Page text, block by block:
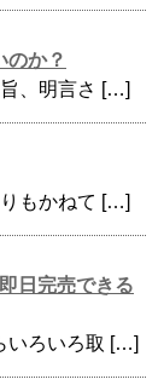
のか？
、明言さ […]
もかねて […]
日完売できる
いろいろ取 […]